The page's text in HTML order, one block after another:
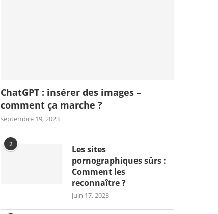
ChatGPT : insérer des images –
comment ça marche ?
septembre 19, 2023
2
Les sites
pornographiques sûrs :
Comment les
reconnaître ?
juin 17, 2023